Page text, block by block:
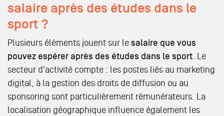
salaire après des études dans le
sport ?
Plusieurs éléments jouent sur le salaire que vous
pouvez espérer après des études dans le sport. Le
secteur d'activité compte : les postes liés au marketing
digital, à la gestion des droits de diffusion ou au
sponsoring sont particulièrement rémunérateurs. La
localisation géographique influence également les